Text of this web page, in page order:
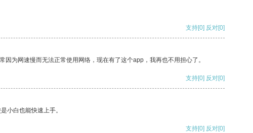
支持[0] 反对[0]
为网速慢而无法正常使用网络，现在有了这个app，我再也不用担心了。
支持[0] 反对[0]
小白也能快速上手。
支持[0] 反对[0]